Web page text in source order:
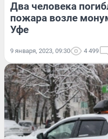
Два человека
пожара возле
Уфе
9 января, 2023, 09:30 4 499